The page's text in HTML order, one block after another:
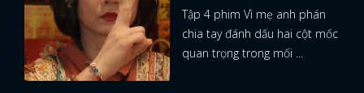
Tập 4 phim Vì mẹ anh phán
chia tay đánh dấu hai cột mốc
quan trọng trong mối ...